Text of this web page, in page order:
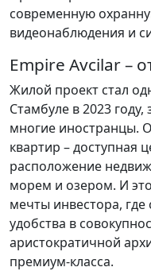
современную
видеонаблюдения и
Empire Avcilar –
Жилой проект стал
Стамбуле в 2023
многие иностранцы.
квартир – доступная
расположение
морем и озером. И
мечты инвестора,
удобства в
аристократичной
премиум-класса.